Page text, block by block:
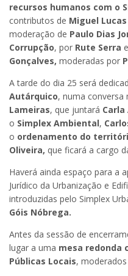
recursos humanos com o
contributos de Miguel
moderação de Paulo Dias
Corrupção, por Rute Serra e
Gonçalves, moderadas por
A tarde do dia 25 será
Autárquico, numa conversa
Lameiras, que juntará Carla
o Simplex Ambiental,
o ordenamento do
Oliveira, que ficará a cargo
Haverá ainda espaço para a
Jurídico da Urbanização e
introduzidas pelo Simplex
Góis Nóbrega.
Antes da sessão de
lugar a uma mesa redonda
Públicas Locais,